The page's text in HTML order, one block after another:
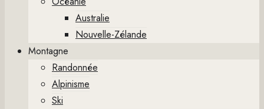
Australie
Nouvelle-Zélande
Montagne
Randonnée
Alpinisme
Ski